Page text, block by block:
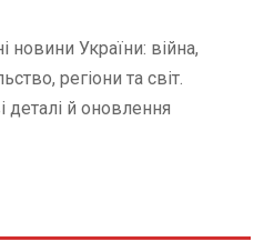
новини України: війна,
регіони та світ.
деталі й оновлення